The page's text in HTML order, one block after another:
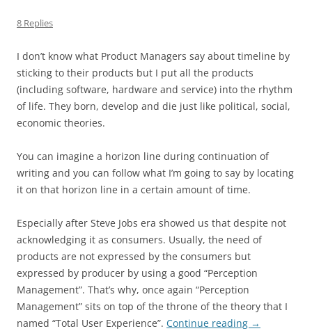
8 Replies
I don’t know what Product Managers say about timeline by
sticking to their products but I put all the products
(including software, hardware and service) into the rhythm
of life. They born, develop and die just like political, social,
economic theories.
You can imagine a horizon line during continuation of
writing and you can follow what I’m going to say by locating
it on that horizon line in a certain amount of time.
Especially after Steve Jobs era showed us that despite not
acknowledging it as consumers. Usually, the need of
products are not expressed by the consumers but
expressed by producer by using a good “Perception
Management”. That’s why, once again “Perception
Management” sits on top of the throne of the theory that I
named “Total User Experience”. Continue reading →